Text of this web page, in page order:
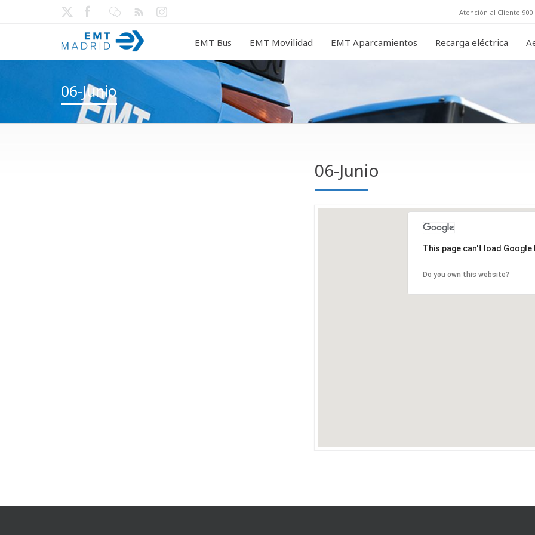
Atención al Cliente
EMT Bus EMT Movilidad EMT Aparcamientos Recarga eléctrica
06-Junio
06-Junio
This page can't load
Do you own this website?